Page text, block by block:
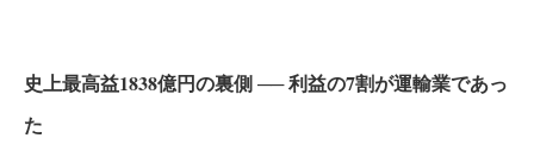
史上最高益1838億円の裏側 ── 利益の7割が運輸業であっ
た